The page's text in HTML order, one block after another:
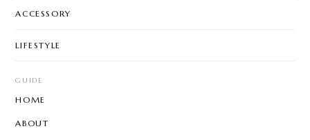
ACCESSORY
LIFESTYLE
GUIDE
HOME
ABOUT